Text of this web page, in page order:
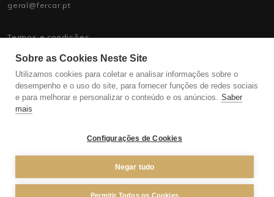
geral@fercar.pt
Termos e condições
Política de Assistência
Recrutamento
Sobre as Cookies Neste Site
Utilizamos cookies para coletar e analisar informações sobre o
desempenho e o uso do site, para fornecer funções de redes sociais
e para melhorar e personalizar o conteúdo e os anúncios. Saber
mais
Configurações de Cookies
Negar tudo
Permitir Todos os Cookies